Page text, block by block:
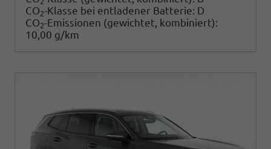
CO2-Klasse bei entladener Batterie: D
CO2-Emissionen (gewichtet, kombiniert):
10,00 g/km